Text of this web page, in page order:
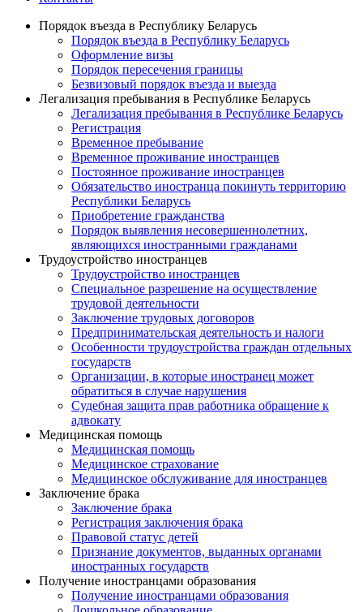
Порядок въезда в Республику Беларусь
Порядок въезда в Республику Беларусь
Оформление визы
Порядок пересечения границы
Безвизовый порядок въезда и выезда
Легализация пребывания в Республике Беларусь
Легализация пребывания в Республике Беларусь
Регистрация
Временное пребывание
Временное проживание иностранцев
Постоянное проживание иностранцев
Обязательство иностранца покинуть территорию
Республики Беларусь
Приобретение гражданства
Порядок выявления несовершеннолетних,
являющихся иностранными гражданами
Трудоустройство иностранцев
Трудоустройство иностранцев
Специальное разрешение на осуществление
трудовой деятельности
Заключение трудовых договоров
Предпринимательская деятельность и налоги
Особенности трудоустройства граждан отдельных
государств
Организации, в которые иностранец может
обратиться в случае нарушения
Судебная защита прав работника обращение к
адвокату
Медицинская помощь
Медицинская помощь
Медицинское страхование
Медицинское обслуживание для иностранцев
Заключение брака
Заключение брака
Регистрация заключения брака
Правовой статус детей
Признание документов, выданных органами
иностранных государств
Получение иностранцами образования
Получение иностранцами образования